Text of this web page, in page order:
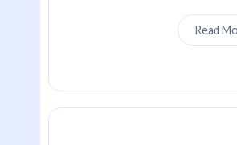
Read